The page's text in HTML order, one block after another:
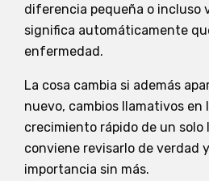
diferencia pequeña o incluso
significa automáticamente
enfermedad.
La cosa cambia si además
nuevo, cambios llamativos en
crecimiento rápido de un solo
conviene revisarlo de verdad
importancia sin más.